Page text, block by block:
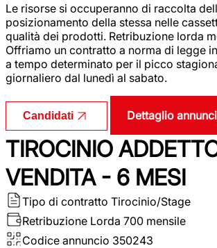
Le risorse si occuperanno di raccolta
posizionamento della stessa nelle
qualità dei prodotti. Retribuzione lorda
Offriamo un contratto a norma di legge
a tempo determinato per il picco
giornaliero dal lunedì al sabato.
Candidati Dettaglio
TIROCINIO
VENDITA - 6 MESI
Tipo di contratto Tirocinio/Stage
Retribuzione Lorda 700 mensile
Codice annuncio 350243